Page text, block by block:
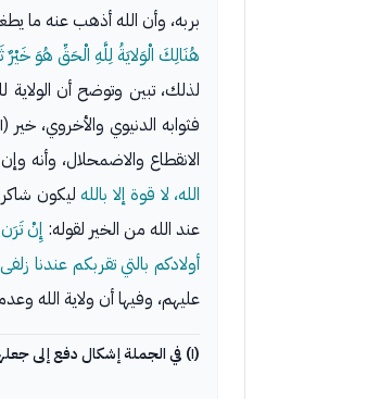
بربه، وأن الله أذهب عنه ما
هُنَالِكَ الْوَلايَةُ لِلَّهِ الْحَقِّ هُوَ خَيْرٌ
لذلك، تبين وتوضح أن الولاية
الانقطاع والاضمحلال، وأنه
الله، لا قوة إلا باللهليكون
عند الله من الخير لقوله: إِنْ
أولادكم بالتي تقربكم عندنا
عليهم، وفيها أن ولاية الله
(١) في الجملة إشكال دفع إلى جعلها في بعض الطبعات (شر ثواب) وهي في النسختين (خير ثواب) وظاهر أن المقصود بذلك من كان مؤمنا تقيا، فهو الذي ثوابه خير ثواب.